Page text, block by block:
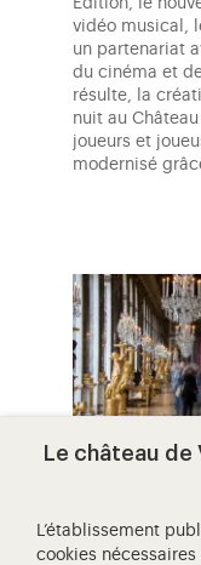
Edition, le
vidéo musical,
un partenariat
du cinéma et
résulte, la
nuit au
joueurs et
modernisé
services
Le château
L’établissement
cookies